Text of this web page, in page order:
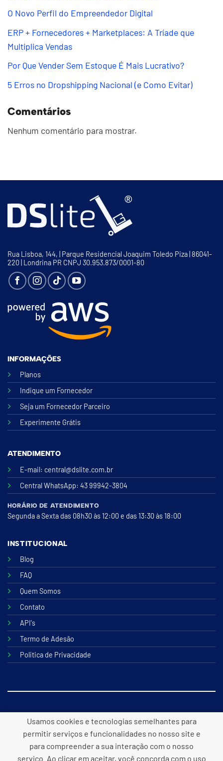
O Novo Perfil do Empreendedor Digital
ERP + Fornecedores + Marketplaces: A Tríade que
Multiplica Vendas
Por Que Vender Sem Estoque É Mais Lucrativo?
5 Erros no Dropshipping Nacional (e Como Evitar)
Comentários
Nenhum comentário para mostrar.
Rua Lisboa, 144, | Parque Residencial Joaquim Toledo Piza | 86041-
220 | Londrina PR CNPJ 30.953.873/0001-80
INFORMAÇÕES
Planos
Indique um Fornecedor
Seja um Fornecedor Parceiro
Experimente Grátis
ATENDIMENTO
E-mail: central@dslite.com.br
Central WhatsApp: 43 99942-3804
HORÁRIO DE ATENDIMENTO
Segunda a Sexta das 08h30 às 12:00 e das 13:30 às 18:00
INSTITUCIONAL
Blog
FAQ
Quem Somos
Contato
API's
Termo de Adesão
Politica de Privacidade
© 2026 B2lite Tecnologia Online
Desenvolvido porPanacea
Usamos cookies e tecnologias semelhantes para
permitir serviços e funcionalidades no nosso site e
para compreender a sua interação com o nosso
serviço. Ao clicar em aceitar, você concorda com o uso